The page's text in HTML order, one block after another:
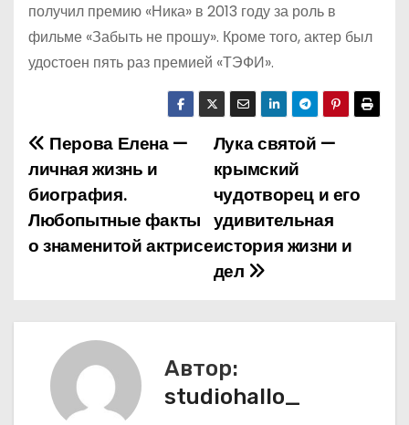
получил премию «Ника» в 2013 году за роль в
фильме «Забыть не прошу». Кроме того, актер был
удостоен пять раз премией «ТЭФИ».
Н
а
в
Лука святой —
крымский
чудотворец и его
удивительная
история жизни и
дел
Перова Елена —
личная жизнь и
биография.
Любопытные факты
о знаменитой актрисе
Автор:
studiohallo_